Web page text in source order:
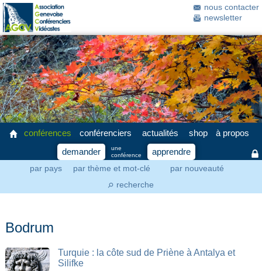
nous contacter
newsletter
conférences
par pays par thème et mot-clé par nouveauté
⚲ recherche
conférenciers actualités shop
à propos
demander
une
conférence
apprendre
Bodrum
Turquie : la côte sud de Priène à Antalya et
Silifke